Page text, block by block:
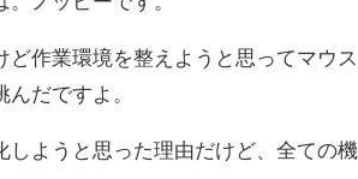
ど作業環境を整えようと思ってマウ
だですよ。
しようと思った理由だけど、全ての